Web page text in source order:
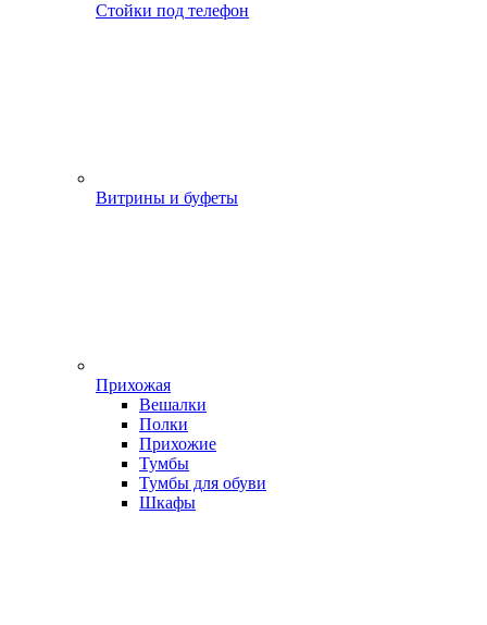
Стойки под телефон
Витрины и буфеты
Прихожая
Вешалки
Полки
Прихожие
Тумбы
Тумбы для обуви
Шкафы